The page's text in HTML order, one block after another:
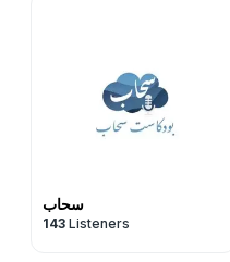
سحاب
143 Listeners